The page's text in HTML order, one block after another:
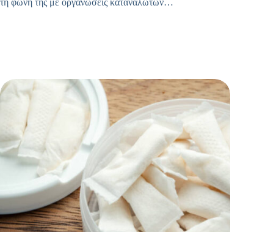
τη φωνή της με οργανώσεις καταναλωτών…